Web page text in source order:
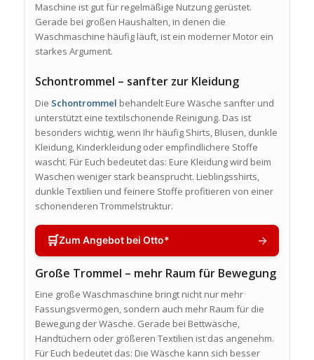
Maschine ist gut für regelmäßige Nutzung gerüstet.
Gerade bei großen Haushalten, in denen die
Waschmaschine häufig läuft, ist ein moderner Motor ein
starkes Argument.
Schontrommel – sanfter zur Kleidung
Die Schontrommel behandelt Eure Wäsche sanfter und
unterstützt eine textilschonende Reinigung. Das ist
besonders wichtig, wenn Ihr häufig Shirts, Blusen, dunkle
Kleidung, Kinderkleidung oder empfindlichere Stoffe
wascht. Für Euch bedeutet das: Eure Kleidung wird beim
Waschen weniger stark beansprucht. Lieblingsshirts,
dunkle Textilien und feinere Stoffe profitieren von einer
schonenderen Trommelstruktur.
🛒Zum Angebot bei Otto* →
Große Trommel – mehr Raum für Bewegung
Eine große Waschmaschine bringt nicht nur mehr
Fassungsvermögen, sondern auch mehr Raum für die
Bewegung der Wäsche. Gerade bei Bettwäsche,
Handtüchern oder größeren Textilien ist das angenehm.
Für Euch bedeutet das: Die Wäsche kann sich besser